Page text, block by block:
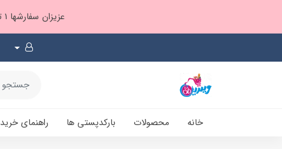
عزیزان سفارشها ۱ تا ۲ روز بعد از ثبت، از طریق پست پیشتاز ارسال و بارکدپستی پیامک میشه براتون ❤️
خانه محصولات بارکدپستی ها راهنمای خرید